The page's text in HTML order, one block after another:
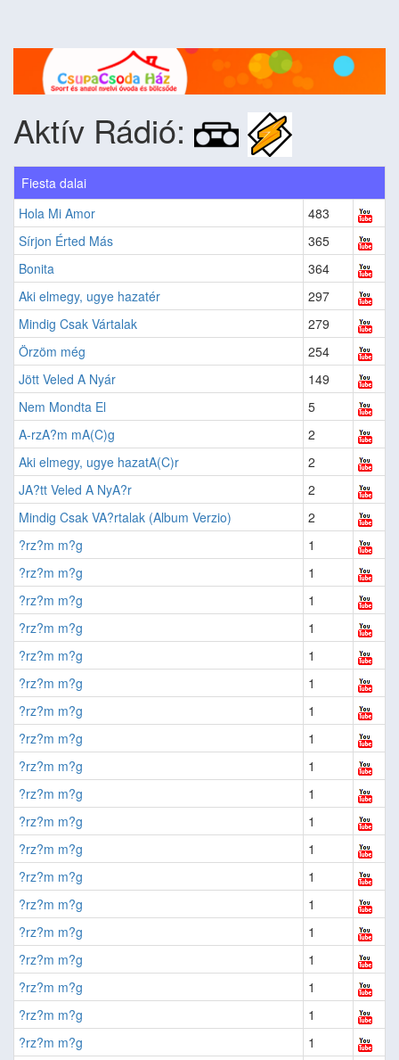
Aktív Rádió:
Fiesta dalai
Hola Mi Amor
483
Sírjon Érted Más
365
Bonita
364
Aki elmegy, ugye hazatér
297
Mindig Csak Vártalak
279
Örzöm még
254
Jött Veled A Nyár
149
Nem Mondta El
5
A-rzA?m mA(C)g
2
Aki elmegy, ugye hazatA(C)r
2
JA?tt Veled A NyA?r
2
Mindig Csak VA?rtalak (Album Verzio)
2
?rz?m m?g
1
?rz?m m?g
1
?rz?m m?g
1
?rz?m m?g
1
?rz?m m?g
1
?rz?m m?g
1
?rz?m m?g
1
?rz?m m?g
1
?rz?m m?g
1
?rz?m m?g
1
?rz?m m?g
1
?rz?m m?g
1
?rz?m m?g
1
?rz?m m?g
1
?rz?m m?g
1
?rz?m m?g
1
?rz?m m?g
1
?rz?m m?g
1
?rz?m m?g
1